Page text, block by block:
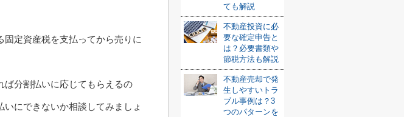
定資産税を支払ってから売りに
ば分割払いに応じてもらえるの
にできないか相談してみましょ
ても解説
不動産投資に必
要な確定申告と
は？必要書類や
節税方法も解説
不動産売却で発
生しやすいトラ
ブル事例は？3
つのパターンを